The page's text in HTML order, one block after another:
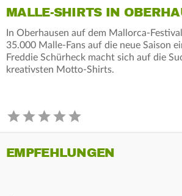
MALLE-SHIRTS IN
In Oberhausen auf dem Mallorca-
35.000 Malle-Fans auf die neue Saison
Freddie Schürheck macht sich auf die
kreativsten Motto-Shirts.
EMPFEHLUNGEN